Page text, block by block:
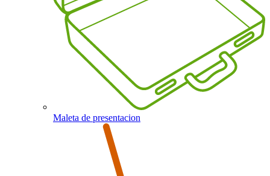
Maleta de presentacion